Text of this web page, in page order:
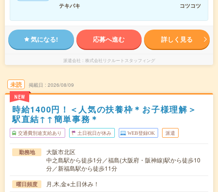
テキパキ コツコツ
気になる! 応募へ進む 詳しく見る
派遣会社 株式会社リクルートスタッフィング
未読
NEW
掲載日 2026/08/09
時給1400円！＜人気の扶養枠＊お子様理解＞
駅直結↑↑簡単事務＊
交通費別途支給あり 土日祝日が休み WEB登録OK 派遣
勤務地
大阪市北区
中之島駅から徒歩1分／福島(大阪府・阪神線)駅から徒歩10
分／新福島駅から徒歩11分
曜日頻度 月,木,金※土日休み！